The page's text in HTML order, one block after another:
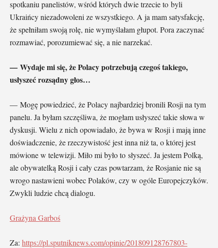
spotkaniu panelistów, wśród których dwie trzecie to byli
Ukraińcy niezadowoleni ze wszystkiego. A ja mam satysfakcję,
że spełniłam swoją rolę, nie wymyślałam głupot. Pora zaczynać
rozmawiać, porozumiewać się, a nie narzekać.
— Wydaje mi się, że Polacy potrzebują czegoś takiego,
usłyszeć rozsądny głos…
— Mogę powiedzieć, że Polacy najbardziej bronili Rosji na tym
panelu. Ja byłam szczęśliwa, że mogłam usłyszeć takie słowa w
dyskusji. Wielu z nich opowiadało, że bywa w Rosji i mają inne
doświadczenie, że rzeczywistość jest inna niż ta, o której jest
mówione w telewizji. Miło mi było to słyszeć. Ja jestem Polką,
ale obywatelką Rosji i cały czas powtarzam, że Rosjanie nie są
wrogo nastawieni wobec Polaków, czy w ogóle Europejczyków.
Zwykli ludzie chcą dialogu.
Grażyna Garboś
Za: https://pl.sputniknews.com/opinie/201809128767803-